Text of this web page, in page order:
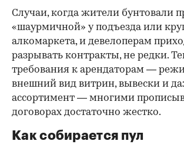
Случаи, когда жители бунтовали
«шаурмичной» у подъезда или
алкомаркета, и девелоперам
разрывать контракты, не редки.
требования к арендаторам —
внешний вид витрин, вывески и
ассортимент — многими
договорах достаточно жестко.
Как собирается пул